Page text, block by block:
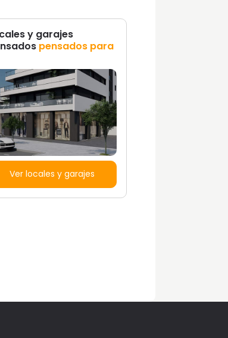
y garajes
pensados para
Ver locales y garajes